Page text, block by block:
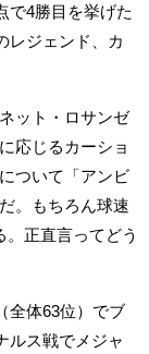
で4勝目を挙げた
レジェンド、カ
ット・ロサンゼ
応じるカーショ
ついて「アンビ
。もちろん球速
正直言ってどう
全体63位）でブ
ルス戦でメジャ